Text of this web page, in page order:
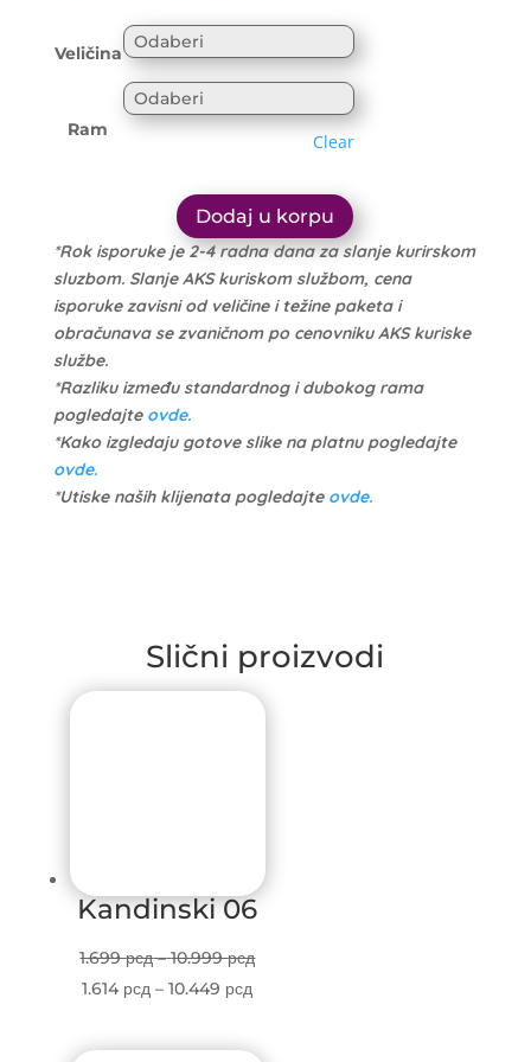
through
10.999 рсд
1.614 рсд
through
10.449 рсд
Veličina
Ram
Clear
Dodaj u korpu
*Rok isporuke je 2-4 radna dana za slanje kurirskom
sluzbom. Slanje AKS kuriskom službom, cena
isporuke zavisni od veličine i težine paketa i
obračunava se zvaničnom po cenovniku AKS kuriske
službe.
*Razliku između standardnog i dubokog rama
pogledajte ovde.
*Kako izgledaju gotove slike na platnu pogledajte
ovde.
*Utiske naših klijenata pogledajte ovde.
Slični proizvodi
Kandinski 06
1.699рсд – 10.999рсдPrice
1.614 рсд – 10.449 рсд